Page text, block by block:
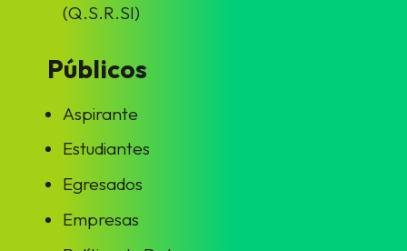
(Q.S.R.SI)
Públicos
Aspirante
Estudiantes
Egresados
Empresas